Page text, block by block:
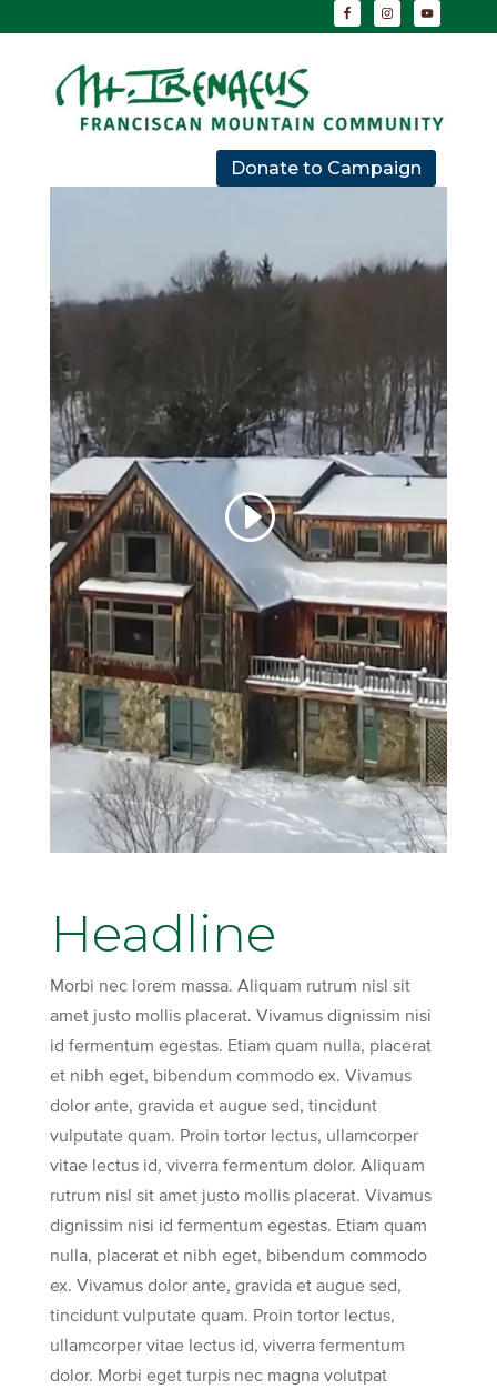
Donate to Campaign
Headline
Morbi nec lorem massa. Aliquam rutrum nisl sit
amet justo mollis placerat. Vivamus dignissim nisi
id fermentum egestas. Etiam quam nulla, placerat
et nibh eget, bibendum commodo ex. Vivamus
dolor ante, gravida et augue sed, tincidunt
vulputate quam. Proin tortor lectus, ullamcorper
vitae lectus id, viverra fermentum dolor. Aliquam
rutrum nisl sit amet justo mollis placerat. Vivamus
dignissim nisi id fermentum egestas. Etiam quam
nulla, placerat et nibh eget, bibendum commodo
ex. Vivamus dolor ante, gravida et augue sed,
tincidunt vulputate quam. Proin tortor lectus,
ullamcorper vitae lectus id, viverra fermentum
dolor. Morbi eget turpis nec magna volutpat